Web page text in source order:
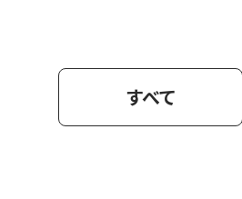
すべて